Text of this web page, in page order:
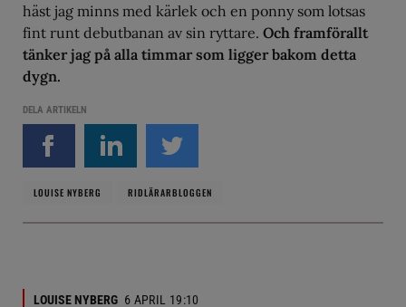
häst jag minns med kärlek och en ponny som lotsas
fint runt debutbanan av sin ryttare. Och framförallt
tänker jag på alla timmar som ligger bakom detta
dygn.
DELA ARTIKELN
LOUISE NYBERG RIDLÄRARBLOGGEN
LOUISE NYBERG 6 APRIL 19:10